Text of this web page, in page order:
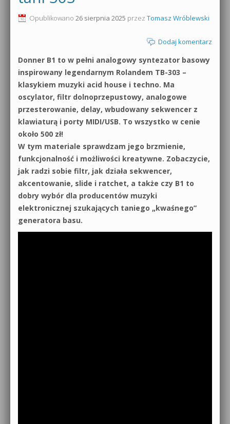
Produkcja muzyczna od podstaw
Sound Forge od podstaw
Dubstep z syntezatorem Massive
Kontakt 5 Kompendium
Pakiety
0dB.pl - informacje
Materiały dla mediów
Archiwum aktualności
Polityka prywatności
Regulamin
Działanie sklepu internetowego
Wyszukiwanie
Opublikowano 26 sierpnia 2025 przez Tomasz Wróblewski
Dodaj komentarz
Donner B1 to w pełni analogowy syntezator basowy
inspirowany legendarnym Rolandem TB-303 –
klasykiem muzyki acid house i techno. Ma
oscylator, filtr dolnoprzepustowy, analogowe
przesterowanie, delay, wbudowany sekwencer z
klawiaturą i porty MIDI/USB. To wszystko w cenie
około 500 zł!
W tym materiale sprawdzam jego brzmienie,
funkcjonalność i możliwości kreatywne. Zobaczycie,
jak radzi sobie filtr, jak działa sekwencer,
akcentowanie, slide i ratchet, a także czy B1 to
dobry wybór dla producentów muzyki
elektronicznej szukających taniego „kwaśnego”
generatora basu.